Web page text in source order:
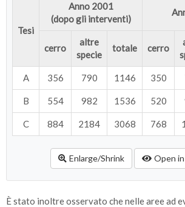
Tesi
Anno 2001
(dopo gli interventi)
cerro
altre
specie
totale cerro
A 356 790 1146 350
B 554 982 1536 520
C 884 2184 3068 768
Enlarge/Shrink Open
È stato inoltre osservato che nelle aree ad